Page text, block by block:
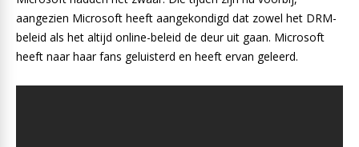
aangezien Microsoft heeft aangekondigd dat zowel het DRM-
beleid als het altijd online-beleid de deur uit gaan. Microsoft
heeft naar haar fans geluisterd en heeft ervan geleerd.